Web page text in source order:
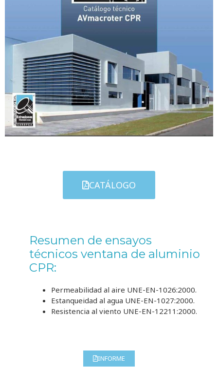
CATÁLOGO
Resumen de ensayos
técnicos ventana de aluminio
CPR:
Permeabilidad al aire UNE-EN-1026:2000.
Estanqueidad al agua UNE-EN-1027:2000.
Resistencia al viento UNE-EN-12211:2000.
INFORME